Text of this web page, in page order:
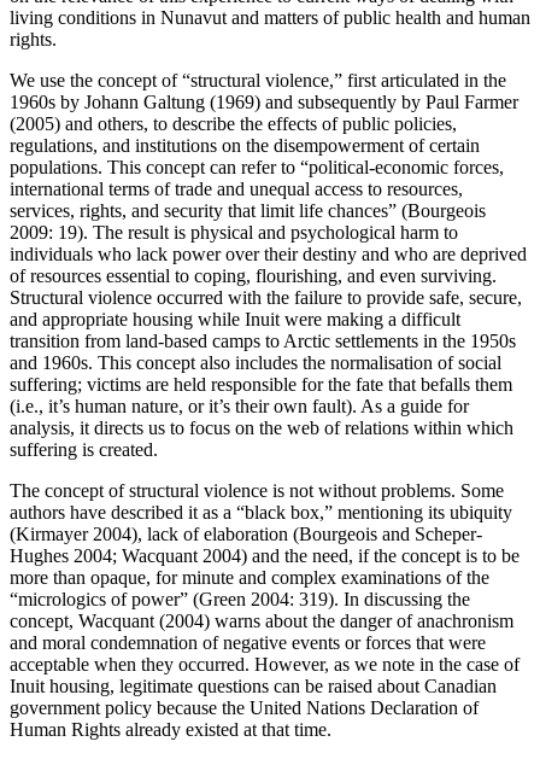
living conditions in Nunavut and matters of public health and human
rights.
We use the concept of “structural violence,” first articulated in the
1960s by Johann Galtung (1969) and subsequently by Paul Farmer
(2005) and others, to describe the effects of public policies,
regulations, and institutions on the disempowerment of certain
populations. This concept can refer to “political-economic forces,
international terms of trade and unequal access to resources,
services, rights, and security that limit life chances” (Bourgeois
2009: 19). The result is physical and psychological harm to
individuals who lack power over their destiny and who are deprived
of resources essential to coping, flourishing, and even surviving.
Structural violence occurred with the failure to provide safe, secure,
and appropriate housing while Inuit were making a difficult
transition from land-based camps to Arctic settlements in the 1950s
and 1960s. This concept also includes the normalisation of social
suffering; victims are held responsible for the fate that befalls them
(i.e., it’s human nature, or it’s their own fault). As a guide for
analysis, it directs us to focus on the web of relations within which
suffering is created.
The concept of structural violence is not without problems. Some
authors have described it as a “black box,” mentioning its ubiquity
(Kirmayer 2004), lack of elaboration (Bourgeois and Scheper-
Hughes 2004; Wacquant 2004) and the need, if the concept is to be
more than opaque, for minute and complex examinations of the
“micrologics of power” (Green 2004: 319). In discussing the
concept, Wacquant (2004) warns about the danger of anachronism
and moral condemnation of negative events or forces that were
acceptable when they occurred. However, as we note in the case of
Inuit housing, legitimate questions can be raised about Canadian
government policy because the United Nations Declaration of
Human Rights already existed at that time.